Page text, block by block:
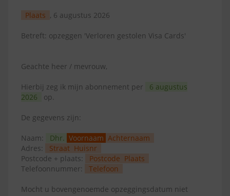
Plaats , 6 augustus 2026
Betreft: opzeggen 'Verloren gestolen Visa Cards'
Geachte heer / mevrouw,
Hierbij zeg ik mijn abonnement per
6 augustus
2026
op.
De gegevens zijn:
Naam: Dhr. Voornaam Achternaam
Adres:
Straat Huisnr
Postcode + plaats:
Postcode Plaats
Telefoonnummer:
Telefoon
Mocht u bovengenoemde opzeggingsdatum niet